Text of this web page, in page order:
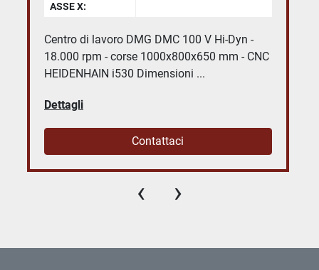
ASSE X:
Centro di lavoro DMG DMC 100 V Hi-Dyn -
18.000 rpm - corse 1000x800x650 mm - CNC
HEIDENHAIN i530 Dimensioni ...
Dettagli
Contattaci
‹ ›